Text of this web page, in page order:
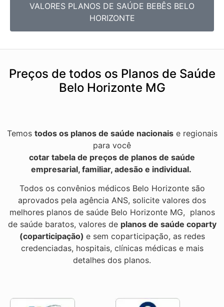
VALORES PLANOS DE SAÚDE BEBÊS BELO
HORIZONTE
Preços de todos os Planos de Saúde
Belo Horizonte MG
Temos todos os planos de saúde nacionaise regionais
para você
cotar tabela de preços de planos de saúde
empresarial, familiar, adesão e individual.
Todos os convênios médicos Belo Horizonte são
aprovados pela agência ANS, solicite valores dos
melhores planos de saúde Belo Horizonte MG, planos
de saúde baratos, valores de planos de saúde coparty
(coparticipação) e sem coparticipação, as redes
credenciadas, hospitais, clínicas médicas e mais
detalhes dos planos.